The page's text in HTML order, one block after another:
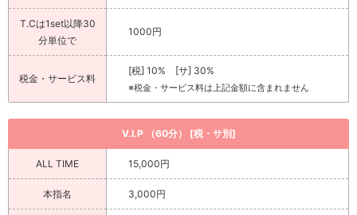
T.Cは1set以降30
分単位で
1000円
税金・サービス料
[税] 10% [サ] 30%
※税金・サービス料は上記金額に含まれません
V.I.P （60分） [税・サ別]
ALL TIME 15,000円
本指名 3,000円